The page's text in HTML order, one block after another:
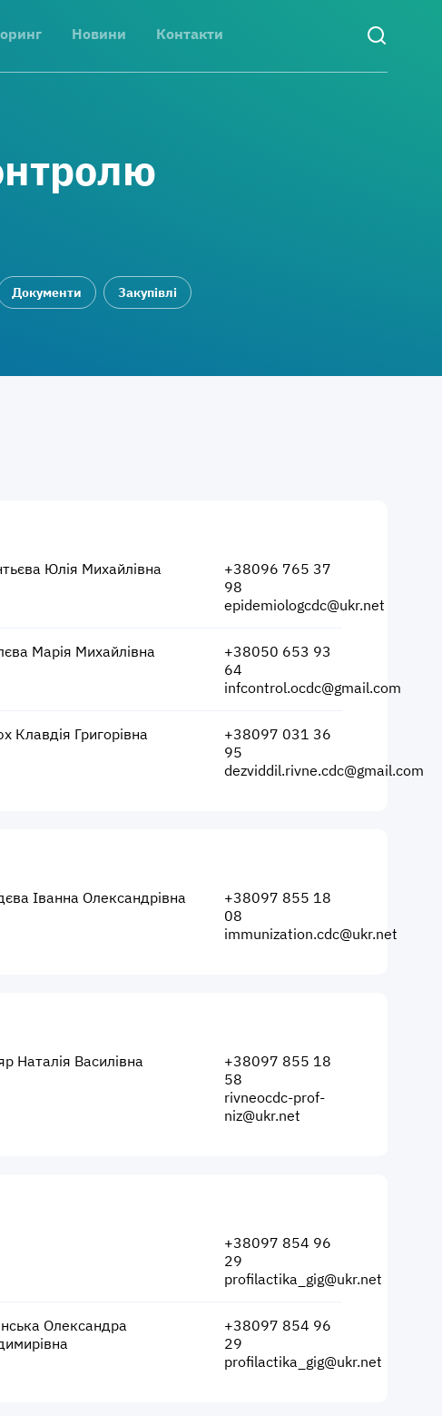
Новини Контакти
Документи Закупівлі
Юлія Михайлівна
+38096 765 37
98
epidemiologcdc@ukr.net
Марія Михайлівна
+38050 653 93
64
infcontrol.ocdc@gmail.com
Клавдія Григорівна
+38097 031 36
95
dezviddil.rivne.cdc@gmail.com
Іванна Олександрівна
+38097 855 18
08
immunization.cdc@ukr.net
Наталія Василівна
+38097 855 18
58
rivneocdc-prof-
niz@ukr.net
+38097 854 96
29
profilactika_gig@ukr.net
Олександра
+38097 854 96
29
profilactika_gig@ukr.net